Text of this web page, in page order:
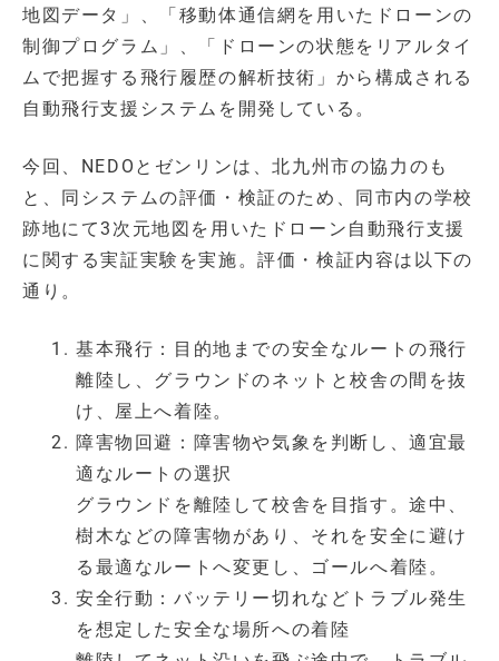
地図データ」、「移動体通信網を用いたドローンの
制御プログラム」、「ドローンの状態をリアルタイ
ムで把握する飛行履歴の解析技術」から構成される
自動飛行支援システムを開発している。
今回、NEDOとゼンリンは、北九州市の協力のも
と、同システムの評価・検証のため、同市内の学校
跡地にて3次元地図を用いたドローン自動飛行支援
に関する実証実験を実施。評価・検証内容は以下の
通り。
基本飛行：目的地までの安全なルートの飛行
離陸し、グラウンドのネットと校舎の間を抜
け、屋上へ着陸。
障害物回避：障害物や気象を判断し、適宜最
適なルートの選択
グラウンドを離陸して校舎を目指す。途中、
樹木などの障害物があり、それを安全に避け
る最適なルートへ変更し、ゴールへ着陸。
安全行動：バッテリー切れなどトラブル発生
を想定した安全な場所への着陸